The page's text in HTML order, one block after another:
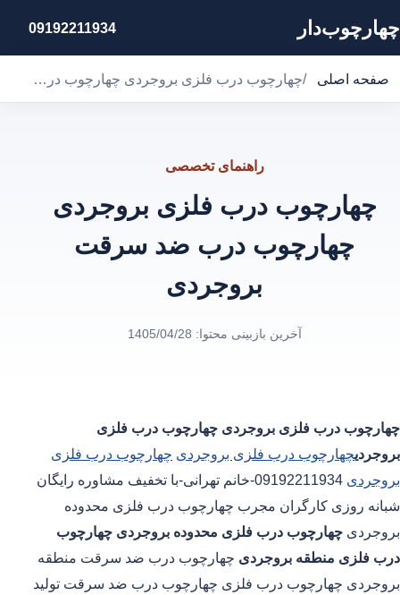
چهارچوب‌دار 09192211934
صفحه اصلی / چهارچوب درب فلزی بروجردی چهارچوب درب ضد سرقت بروجردی
راهنمای تخصصی
چهارچوب درب فلزی بروجردی
چهارچوب درب ضد سرقت
بروجردی
آخرین بازبینی محتوا: 1405/04/28
چهارچوب درب فلزی بروجردی چهارچوب درب فلزی
بروجردیچهارچوب درب فلزی بروجردی چهارچوب درب فلزی
بروجردی
09192211934-خانم تهرانی-با تخفیف مشاوره رایگان
شبانه روزی کارگران مجرب چهارچوب درب فلزی محدوده
بروجردی چهارچوب درب فلزی محدوده بروجردی چهارچوب
درب فلزی منطقه بروجردی چهارچوب درب ضد سرقت منطقه
بروجردی چهارچوب درب فلزی چهارچوب درب ضد سرقت تولید